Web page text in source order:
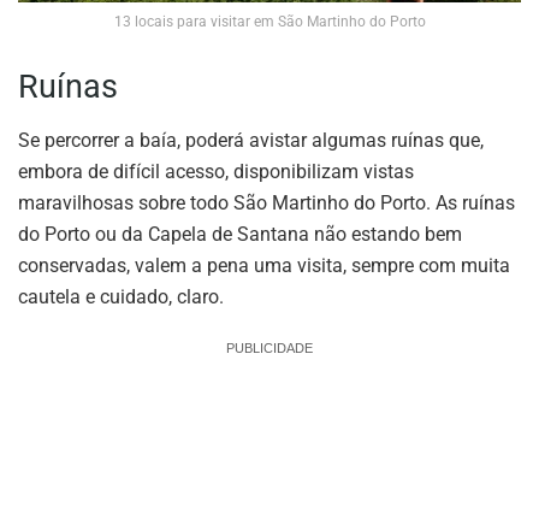
13 locais para visitar em São Martinho do Porto
Ruínas
Se percorrer a baía, poderá avistar algumas ruínas que,
embora de difícil acesso, disponibilizam vistas
maravilhosas sobre todo São Martinho do Porto. As ruínas
do Porto ou da Capela de Santana não estando bem
conservadas, valem a pena uma visita, sempre com muita
cautela e cuidado, claro.
PUBLICIDADE